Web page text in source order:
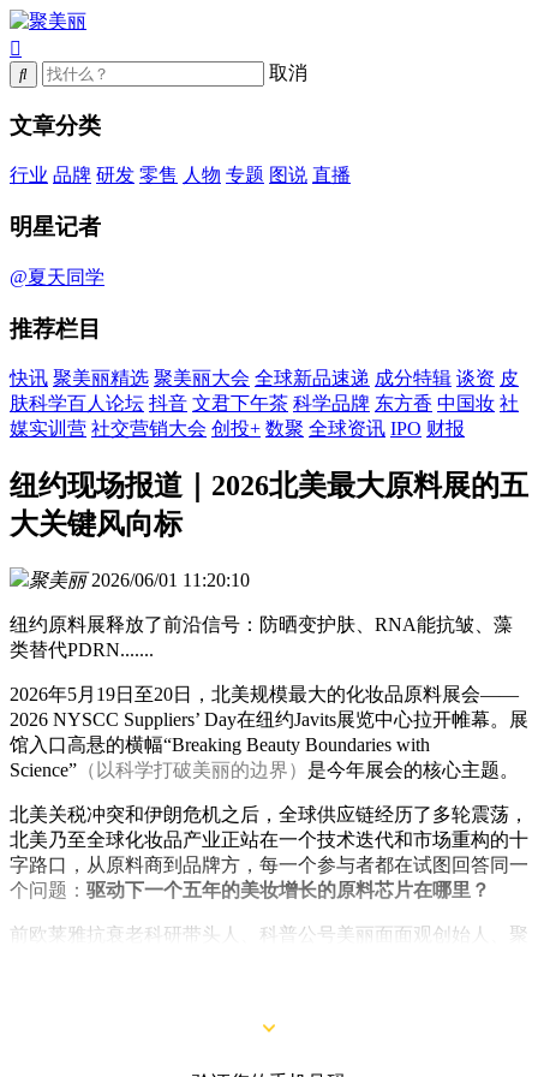
取消
文章分类
行业 品牌 研发 零售 人物 专题 图说 直播
明星记者
@夏天同学
推荐栏目
快讯 聚美丽精选 聚美丽大会 全球新品速递 成分特辑 谈资 皮
肤科学百人论坛 抖音 文君下午茶 科学品牌 东方香 中国妆 社
媒实训营 社交营销大会 创投+ 数聚 全球资讯 IPO 财报
纽约现场报道｜2026北美最大原料展的五
大关键风向标
聚美丽 2026/06/01 11:20:10
纽约原料展释放了前沿信号：防晒变护肤、RNA能抗皱、藻
类替代PDRN.......
2026年5月19日至20日，北美规模最大的化妆品原料展会——
2026 NYSCC Suppliers’ Day在纽约Javits展览中心拉开帷幕。展
馆入口高悬的横幅“Breaking Beauty Boundaries with
Science” （以科学打破美丽的边界） 是今年展会的核心主题。
北美关税冲突和伊朗危机之后，全球供应链经历了多轮震荡，
北美乃至全球化妆品产业正站在一个技术迭代和市场重构的十
字路口，从原料商到品牌方，每一个参与者都在试图回答同一
个问题： 驱动下一个五年的美妆增长的原料芯片在哪里？
前欧莱雅抗衰老科研带头人、科普公号美丽面面观创始人、聚